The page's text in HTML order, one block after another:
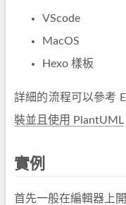
VScode
MacOS
Hexo 樣板
詳細的流程可以參考
裝並且使用 PlantUML
實例
首先一般在編輯器上